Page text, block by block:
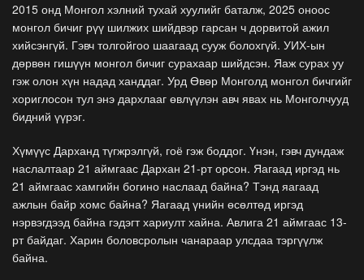
2015 онд Монгол хэлний тухай хуулийг баталж, 2025 оноос
монгол бичиг рүү шилжих шийдвэр гарсан ч дорвитой ажил
хийсэнгүй. Гэвч толгойгоо шаагаад сууж болохгүй. УИХ-ын
дөрвөн гишүүн монгол бичиг сурахаар шийдсэн. Яаж сурах уу
гэж олон хүн надад ханддаг. Урд Өвөр Монголд монгол бичгийг
хориглосон тул энэ дархлааг өвлүүлэн авч явах нь Монголчууд
бидний үүрэг.
Хүмүүс Дарханд түгжрэлгүй, гоё гэж боддог. Үнэн, гэвч дундаж
наслалтаар 21 аймгаас Дархан 21-рт орсон. Яагаад иргэд нь
21 аймгаас хамгийн богино наслаад байна? Тэнд яагаад
ажлын байр хомс байна? Яагаад үнийн өсөлтөд иргэд
нэрвэгдээд байна гэдэгт хариулт хайна. Авлига 21 аймгаас 13-
рт байдаг. Харин боловсролын чанараар улсдаа тэргүүлж
байна.